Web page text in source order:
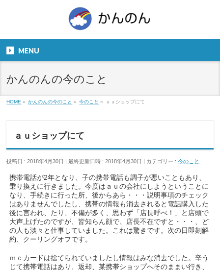
９：００～１８：００
MENU
かんのんの今のこと
HOME » かんのんの今のこと » 今のこと » ａｕショップにて
ａｕショップにて
投稿日 : 2018年4月30日 最終更新日時 : 2018年4月30日 カテゴリー :今のこと
携帯電話が2年となり、子の携帯電話も調子が悪いこともあり、
乗り換えに行きました。今度はａｕの会社にしようということに
なり、手続きに行った所、後からあら・・・説明事項のチェック
はありませんでしたし、携帯の情報も消去されると電話購入した
後に言われ、たり、不備が多く、思わず「店長呼べ！」と店頭で
大声上げたのですが、皆知らん顔で、店長不在ですと・・・、ど
の人も淡々と仕事していました。これは驚きです。次の日即刻解
約、クーリングオフです。
ｍｃカードは捨てられていましたし情報はみな消去でした。辛う
じて携帯電話はあり、返却、某携帯ショップへそのままい行き、